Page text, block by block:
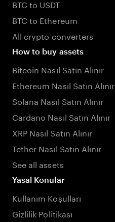
BTC to USDT
BTC to Ethereum
All crypto converters
How to buy assets
Bitcoin Nasıl Satın Alınır
Ethereum Nasıl Satın Alınır
Solana Nasıl Satın Alınır
Cardano Nasıl Satın Alınır
XRP Nasıl Satın Alınır
Tether Nasıl Satın Alınır
See all assets
Yasal Konular
Kullanım Koşulları
Gizlilik Politikası